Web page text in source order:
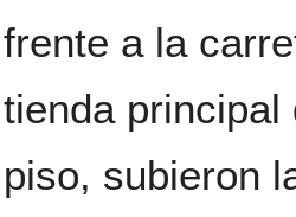
frente a la
tienda principal
piso, subieron